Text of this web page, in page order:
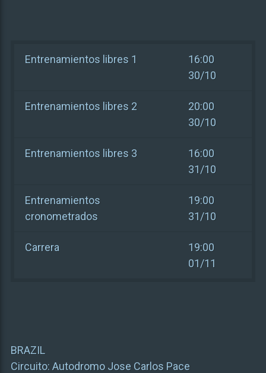
Entrenamientos libres 1
16:00
30/10
Entrenamientos libres 2
20:00
30/10
Entrenamientos libres 3
16:00
31/10
Entrenamientos
cronometrados
19:00
31/10
Carrera
19:00
01/11
BRAZIL
Circuito: Autodromo Jose Carlos Pace